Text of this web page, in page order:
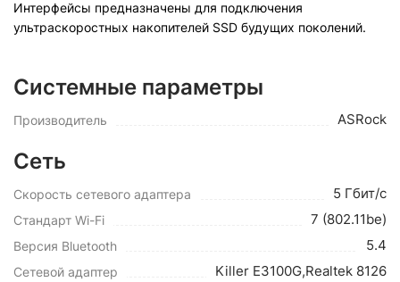
Интерфейсы предназначены для подключения
ультраскоростных накопителей SSD будущих поколений.
Системные параметры
Производитель ASRock
Сеть
Скорость сетевого адаптера 5 Гбит/с
Стандарт Wi-Fi 7 (802.11be)
Версия Bluetooth 5.4
Сетевой адаптер Killer E3100G,Realtek 8126